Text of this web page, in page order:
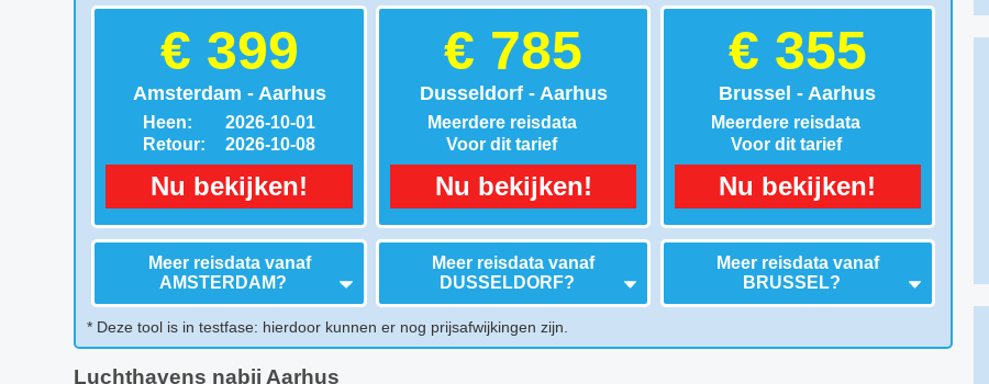
€ 399
Amsterdam - Aarhus
Heen:
Retour:
2026-10-01
2026-10-08
Nu bekijken!
Meer reisdata vanaf
AMSTERDAM?
€ 785
Dusseldorf - Aarhus
Meerdere reisdata
Voor dit tarief
Nu bekijken!
Meer reisdata vanaf
DUSSELDORF?
€ 355
Brussel - Aarhus
Meerdere reisdata
Voor dit tarief
Nu bekijken!
Meer reisdata vanaf
BRUSSEL?
* Deze tool is in testfase: hierdoor kunnen er nog prijsafwijkingen zijn.
Luchthavens nabij Aarhus